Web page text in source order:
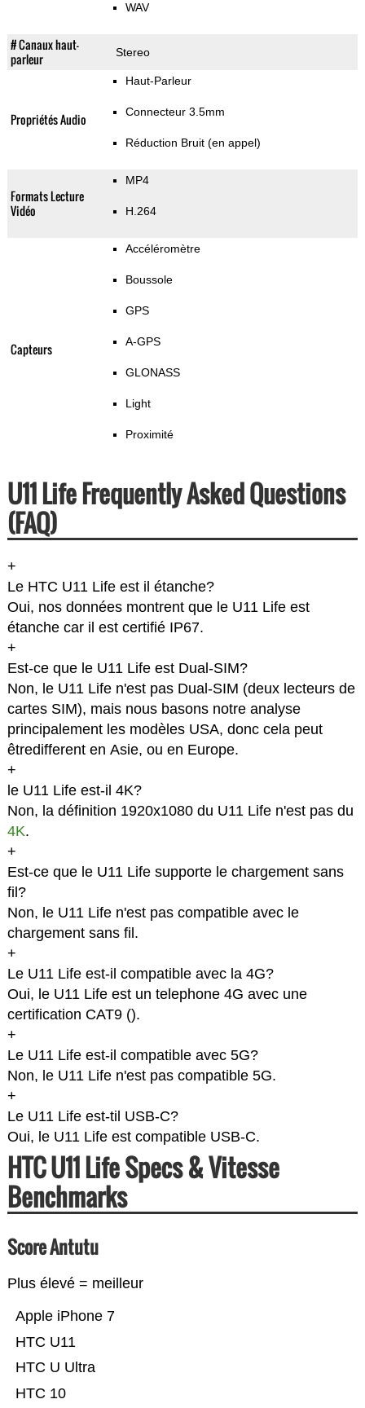
WAV
# Canaux haut-
parleur
Stereo
Propriétés Audio
Haut-Parleur
Connecteur 3.5mm
Réduction Bruit (en appel)
Formats Lecture
Vidéo
MP4
H.264
Capteurs
Accéléromètre
Boussole
GPS
A-GPS
GLONASS
Light
Proximité
U11 Life Frequently Asked Questions
(FAQ)
+
Le HTC U11 Life est il étanche?
Oui, nos données montrent que le U11 Life est
étanche car il est certifié IP67.
+
Est-ce que le U11 Life est Dual-SIM?
Non, le U11 Life n'est pas Dual-SIM (deux lecteurs de
cartes SIM), mais nous basons notre analyse
principalement les modèles USA, donc cela peut
êtredifferent en Asie, ou en Europe.
+
le U11 Life est-il 4K?
Non, la définition 1920x1080 du U11 Life n'est pas du
4K.
+
Est-ce que le U11 Life supporte le chargement sans
fil?
Non, le U11 Life n'est pas compatible avec le
chargement sans fil.
+
Le U11 Life est-il compatible avec la 4G?
Oui, le U11 Life est un telephone 4G avec une
certification CAT9 ().
+
Le U11 Life est-il compatible avec 5G?
Non, le U11 Life n'est pas compatible 5G.
+
Le U11 Life est-til USB-C?
Oui, le U11 Life est compatible USB-C.
HTC U11 Life Specs & Vitesse
Benchmarks
Score Antutu
Plus élevé = meilleur
HTC 10
HTC U Ultra
HTC U11
Apple iPhone 7